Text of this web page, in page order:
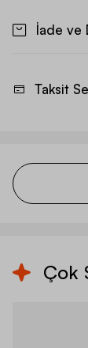
İade ve
Taksit
Çok